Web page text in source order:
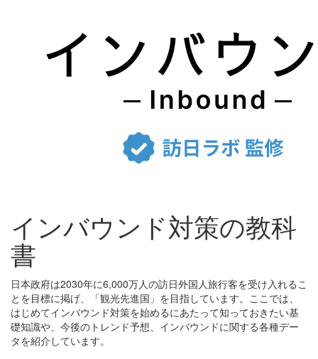
インバウンド対策の教科
書
日本政府は2030年に6,000万人の訪日外国人旅行客を受け入れるこ
とを目標に掲げ、「観光先進国」を目指しています。ここでは、
はじめてインバウンド対策を始めるにあたって知っておきたい基
礎知識や、今後のトレンド予想、インバウンドに関する各種デー
タを紹介しています。